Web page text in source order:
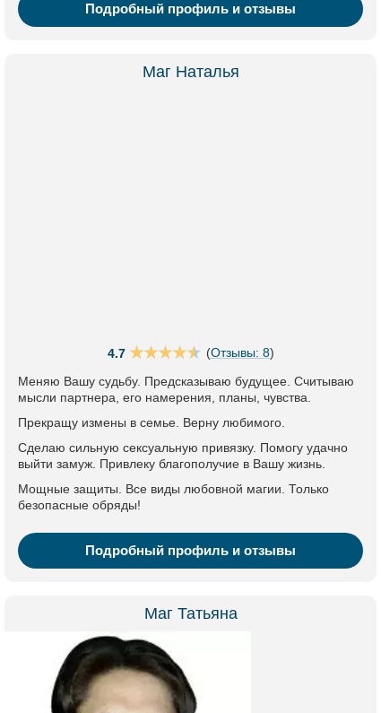
Подробный профиль и отзывы
Маг Наталья
4.7 (Отзывы: 8)
Меняю Вашу судьбу. Предсказываю будущее. Считываю
мысли партнера, его намерения, планы, чувства.
Прекращу измены в семье. Верну любимого.
Сделаю сильную сексуальную привязку. Помогу удачно
выйти замуж. Привлеку благополучие в Вашу жизнь.
Мощные защиты. Все виды любовной магии. Только
безопасные обряды!
Подробный профиль и отзывы
Маг Татьяна